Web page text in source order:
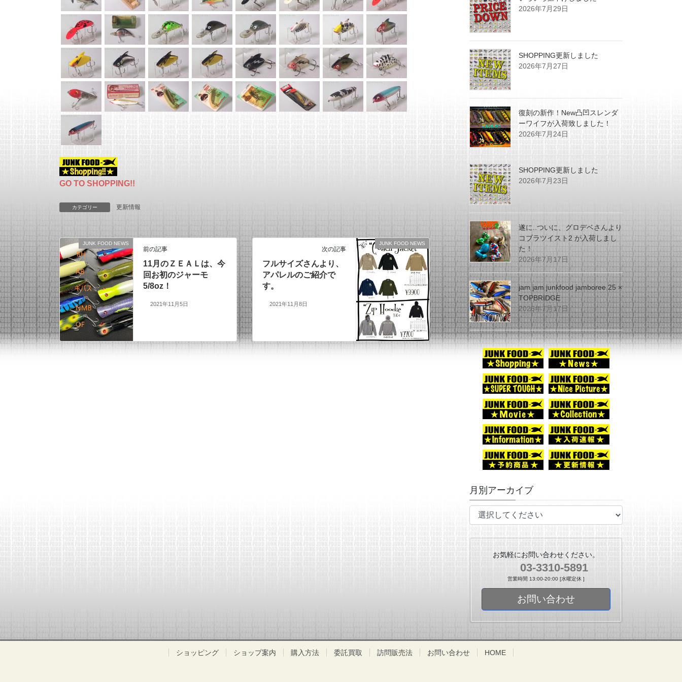
GO TO SHOPPING!!
カテゴリー 更新情報
JUNK FOOD NEWS
前の記事
11月のＺＥＡＬは、今
回お初のジャーモ
5/8oz！
2021年11月5日
JUNK FOOD NEWS
次の記事
フルサイズさんより、
アパレルのご紹介で
す。
2021年11月8日
2026年7月29日
SHOPPING更新しました
2026年7月27日
復刻の新作！New凸凹スレンダ
ーワイフが入荷致しました！
2026年7月24日
SHOPPING更新しました
2026年7月23日
遂に..ついに、グロデベさんより
コブラツイスト2 が入荷しまし
た！
2026年7月17日
jam jam junkfood jamboree 25 ×
TOPBRIDGE
2026年7月17日
月別アーカイブ
お気軽にお問い合わせください。
03-3310-5891
営業時間 13:00-20:00 [水曜定休 ]
お問い合わせ
ショッピング ショップ案内 購入方法 委託買取 訪問販売法 お問い合わせ HOME